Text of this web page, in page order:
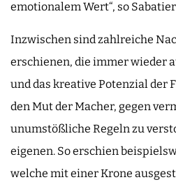
emotionalem Wert“, so
Inzwischen sind zahlreiche
erschienen, die immer wieder
und das kreative Potenzial der
den Mut der Macher, gegen
unumstößliche Regeln zu
eigenen. So erschien
welche mit einer Krone